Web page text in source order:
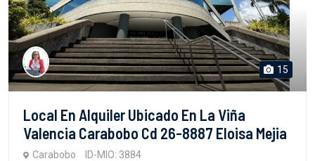
15
Local En Alquiler Ubicado En La Viña
Valencia Carabobo Cd 26-8887 Eloisa Mejia
Carabobo ID-MIO: 3884